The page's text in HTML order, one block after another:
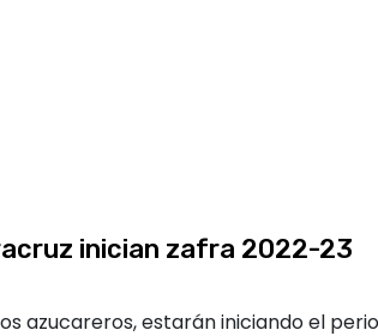
inician zafra 2022-23
azucareros, estarán iniciando el